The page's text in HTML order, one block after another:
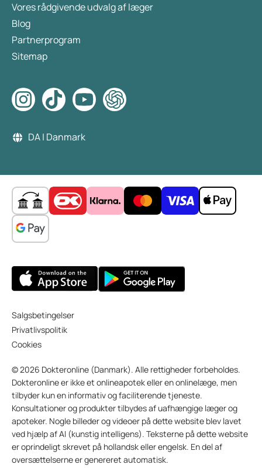
Vores rådgivende udvalg af læger
Blog
Partnerprogram
Sitemap
DA | Danmark
Salgsbetingelser
Privatlivspolitik
Cookies
© 2026 Dokteronline (Danmark). Alle rettigheder forbeholdes.
Dokteronline er ikke et onlineapotek eller en onlinelæge, men
tilbyder kun en informativ og faciliterende tjeneste.
Konsultationer og produkter tilbydes af uafhængige læger og
apoteker. Nogle billeder og videoer på dette website blev lavet
ved hjælp af AI (kunstig intelligens). Teksterne på dette website
er oprindeligt skrevet på hollandsk eller engelsk. En del af
oversættelserne er genereret automatisk.